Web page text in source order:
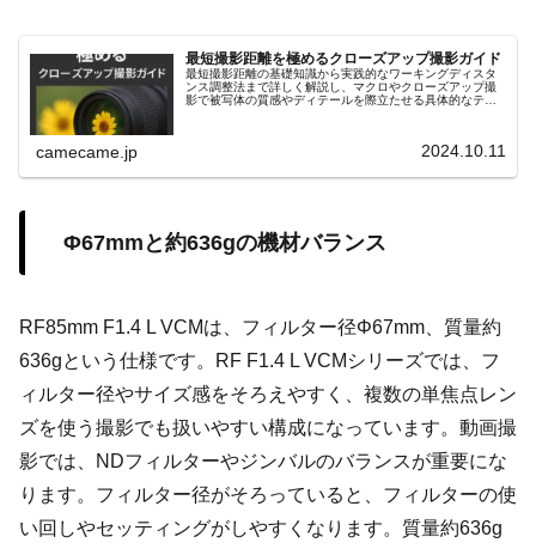
最短撮影距離を極めるクローズアップ撮影ガイド
最短撮影距離の基礎知識から実践的なワーキングディスタ
ンス調整法まで詳しく解説し、マクロやクローズアップ撮
影で被写体の質感やディテールを際立たせる具体的なテク
camecame.jp 2024.10.11
Φ67mmと約636gの機材バランス
RF85mm F1.4 L VCMは、フィルター径Φ67mm、質量約
636gという仕様です。RF F1.4 L VCMシリーズでは、フ
ィルター径やサイズ感をそろえやすく、複数の単焦点レン
ズを使う撮影でも扱いやすい構成になっています。動画撮
影では、NDフィルターやジンバルのバランスが重要にな
ります。フィルター径がそろっていると、フィルターの使
い回しやセッティングがしやすくなります。質量約636g